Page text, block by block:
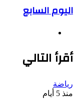
اليوم السابع
أقرأ التالي
رياضة
منذ 5 أيام